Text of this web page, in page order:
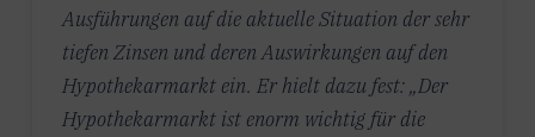
Ausführungen auf die aktuelle Situation der sehr
tiefen Zinsen und deren Auswirkungen auf den
Hypothekarmarkt ein. Er hielt dazu fest: „Der
Hypothekarmarkt ist enorm wichtig für die